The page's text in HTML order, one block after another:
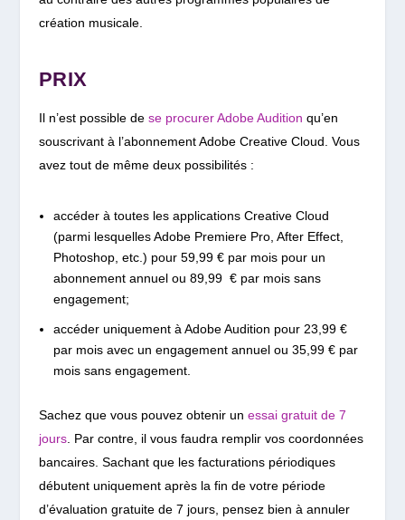
création musicale.
PRIX
Il n’est possible dese procurer Adobe Audition qu’en
souscrivant à l’abonnement Adobe Creative Cloud. Vous
avez tout de même deux possibilités :
accéder à toutes les applications Creative Cloud
(parmi lesquelles Adobe Premiere Pro, After Effect,
Photoshop, etc.) pour 59,99 € par mois pour un
abonnement annuel ou 89,99 € par mois sans
engagement;
accéder uniquement à Adobe Audition pour 23,99 €
par mois avec un engagement annuel ou 35,99 € par
mois sans engagement.
Sachez que vous pouvez obtenir un essai gratuit de 7
jours. Par contre, il vous faudra remplir vos coordonnées
bancaires. Sachant que les facturations périodiques
débutent uniquementaprès la fin de votre période
d’évaluation gratuite de 7 jours, pensez bien à annuler